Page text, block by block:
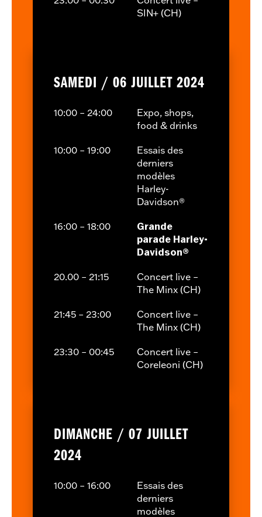
SIN+ (CH)
SAMEDI / 06 JUILLET 2024
10:00 – 24:00
Expo, shops,
food & drinks
10:00 – 19:00
Essais des
derniers
modèles
Harley-
Davidson®
16:00 – 18:00
Grande
parade Harley-
Davidson®
20.00 – 21:15
Concert live –
The Minx (CH)
21:45 – 23:00
Concert live –
The Minx (CH)
23:30 – 00:45
Concert live –
Coreleoni (CH)
DIMANCHE / 07 JUILLET
2024
10:00 – 16:00
Essais des
derniers
modèles